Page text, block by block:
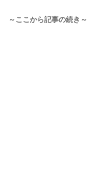
～ここから記事の続き～